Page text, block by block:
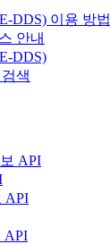
DDS) 이용 방법
안내
DDS)
색
API
API
API